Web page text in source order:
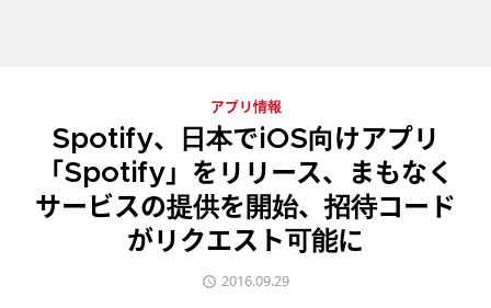
アプリ情報
Spotify、日本でiOS向けアプリ
「Spotify」をリリース、まもなく
サービスの提供を開始、招待コード
がリクエスト可能に
2016.09.29